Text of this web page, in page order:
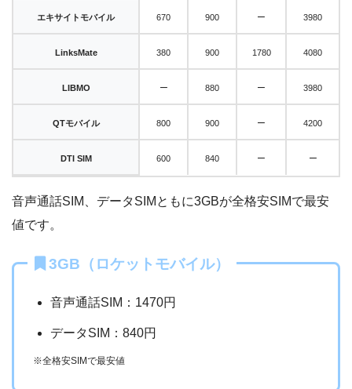
エキサイトモバイル 670 900 – 3980
LinksMate 380 900 1780 4080
LIBMO – 880 – 3980
QTモバイル 800 900 – 4200
DTI SIM 600 840 – –
音声通話SIM、データSIMともに3GBが全格安SIMで最安
値です。
3GB（ロケットモバイル）
音声通話SIM：1470円
データSIM：840円
※全格安SIMで最安値